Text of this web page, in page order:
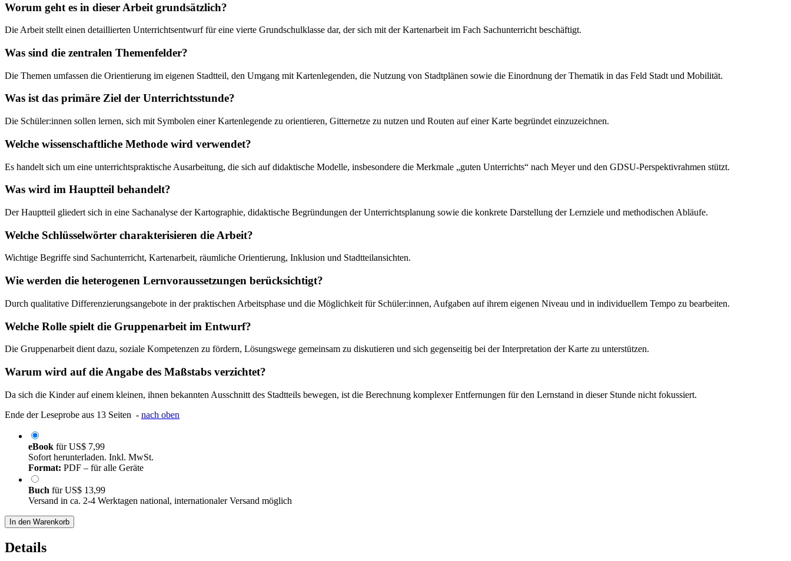
Worum geht es in dieser Arbeit grundsätzlich?
Die Arbeit stellt einen detaillierten Unterrichtsentwurf für eine vierte Grundschulklasse dar, der sich mit der Kartenarbeit im Fach Sachunterricht beschäftigt.
Was sind die zentralen Themenfelder?
Die Themen umfassen die Orientierung im eigenen Stadtteil, den Umgang mit Kartenlegenden, die Nutzung von Stadtplänen sowie die Einordnung der Thematik in das Feld Stadt und Mobilität.
Was ist das primäre Ziel der Unterrichtsstunde?
Die Schüler:innen sollen lernen, sich mit Symbolen einer Kartenlegende zu orientieren, Gitternetze zu nutzen und Routen auf einer Karte begründet einzuzeichnen.
Welche wissenschaftliche Methode wird verwendet?
Es handelt sich um eine unterrichtspraktische Ausarbeitung, die sich auf didaktische Modelle, insbesondere die Merkmale „guten Unterrichts“ nach Meyer und den GDSU-Perspektivrahmen stützt.
Was wird im Hauptteil behandelt?
Der Hauptteil gliedert sich in eine Sachanalyse der Kartographie, didaktische Begründungen der Unterrichtsplanung sowie die konkrete Darstellung der Lernziele und methodischen Abläufe.
Welche Schlüsselwörter charakterisieren die Arbeit?
Wichtige Begriffe sind Sachunterricht, Kartenarbeit, räumliche Orientierung, Inklusion und Stadtteilansichten.
Wie werden die heterogenen Lernvoraussetzungen berücksichtigt?
Durch qualitative Differenzierungsangebote in der praktischen Arbeitsphase und die Möglichkeit für Schüler:innen, Aufgaben auf ihrem eigenen Niveau und in individuellem Tempo zu bearbeiten.
Welche Rolle spielt die Gruppenarbeit im Entwurf?
Die Gruppenarbeit dient dazu, soziale Kompetenzen zu fördern, Lösungswege gemeinsam zu diskutieren und sich gegenseitig bei der Interpretation der Karte zu unterstützen.
Warum wird auf die Angabe des Maßstabs verzichtet?
Da sich die Kinder auf einem kleinen, ihnen bekannten Ausschnitt des Stadtteils bewegen, ist die Berechnung komplexer Entfernungen für den Lernstand in dieser Stunde nicht fokussiert.
Ende der Leseprobe aus 13 Seiten - nach oben
eBook fürUS$ 7,99
Sofort herunterladen. Inkl. MwSt.
Format: PDF – für alle Geräte
Buch fürUS$ 13,99
Versand in ca. 2-4 Werktagen national, internationaler Versand möglich
In den Warenkorb
Details